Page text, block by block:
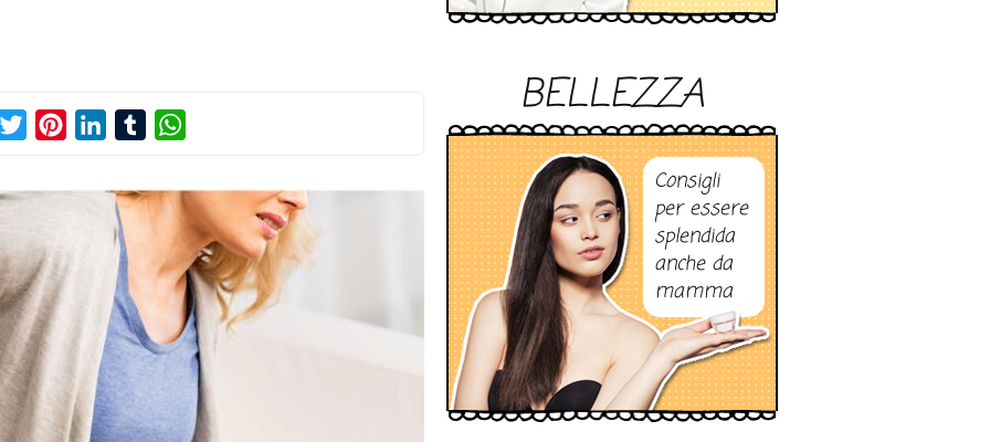
TwitterPinterestLinkedInTumblr BELLEZZA
Consigli
per essere
splendida
anche da
mamma